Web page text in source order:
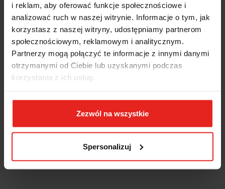
i reklam, aby oferować funkcje społecznościowe i
analizować ruch w naszej witrynie. Informacje o tym, jak
korzystasz z naszej witryny, udostępniamy partnerom
społecznościowym, reklamowym i analitycznym.
Partnerzy mogą połączyć te informacje z innymi danymi
otrzymanymi od Ciebie lub uzyskanymi podczas
korzystania z ich usług.
Zezwól na wszystkie
Spersonalizuj